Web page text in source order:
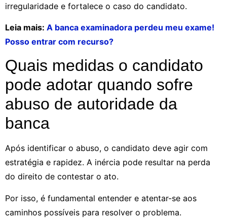
irregularidade e fortalece o caso do candidato.
Leia mais: A banca examinadora perdeu meu exame!
Posso entrar com recurso?
Quais medidas o candidato
pode adotar quando sofre
abuso de autoridade da
banca
Após identificar o abuso, o candidato deve agir com
estratégia e rapidez. A inércia pode resultar na perda
do direito de contestar o ato.
Por isso, é fundamental entender e atentar-se aos
caminhos possíveis para resolver o problema.